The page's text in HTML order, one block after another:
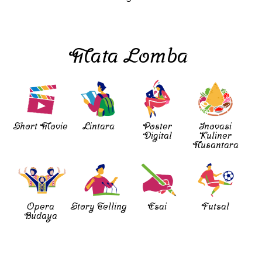
Mata Lomba
Short Movie Lintara
Poster
Digital
Inovasi
Kuliner
Nusantara
Opera
Budaya
Story Telling Esai Futsal